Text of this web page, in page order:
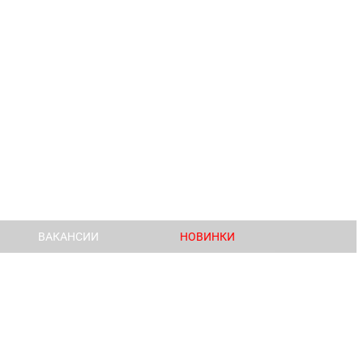
ВАКАНСИИ НОВИНКИ